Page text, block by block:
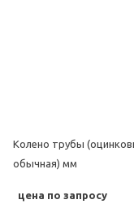
Колено трубы
обычная) мм
цена по запросу